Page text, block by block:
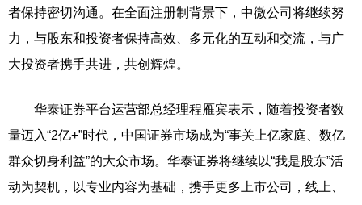
者保持密切沟通。在全面注册制背景下，中微公司将继续努
力，与股东和投资者保持高效、多元化的互动和交流，与广
大投资者携手共进，共创辉煌。
华泰证券平台运营部总经理程雁宾表示，随着投资者数
量迈入“2亿+”时代，中国证券市场成为“事关上亿家庭、数亿
群众切身利益”的大众市场。华泰证券将继续以“我是股东”活
动为契机，以专业内容为基础，携手更多上市公司，线上、